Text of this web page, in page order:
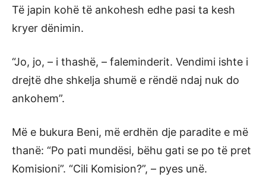
Të japin kohë të ankohesh edhe pasi ta kesh
kryer dënimin.
“Jo, jo, – i thashë, – faleminderit. Vendimi ishte i
drejtë dhe shkelja shumë e rëndë ndaj nuk do
ankohem”.
Më e bukura Beni, më erdhën dje paradite e më
thanë: “Po pati mundësi, bëhu gati se po të pret
Komisioni”. “Cili Komision?”, – pyes unë.